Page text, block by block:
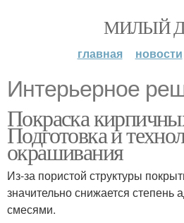
МИЛЫЙ
главная новости
Интерьерное
Покраска
Подготовка и
окрашивания
Из-за пористой структуры
значительно снижается степень
смесями.